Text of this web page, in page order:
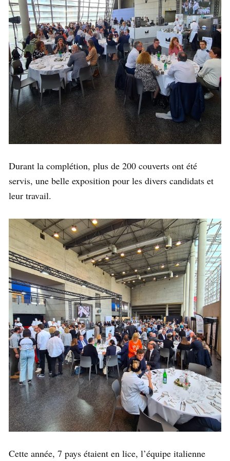
Durant la complétion, plus de 200 couverts ont été
servis, une belle exposition pour les divers candidats et
leur travail.
Cette année, 7 pays étaient en lice, l’équipe italienne